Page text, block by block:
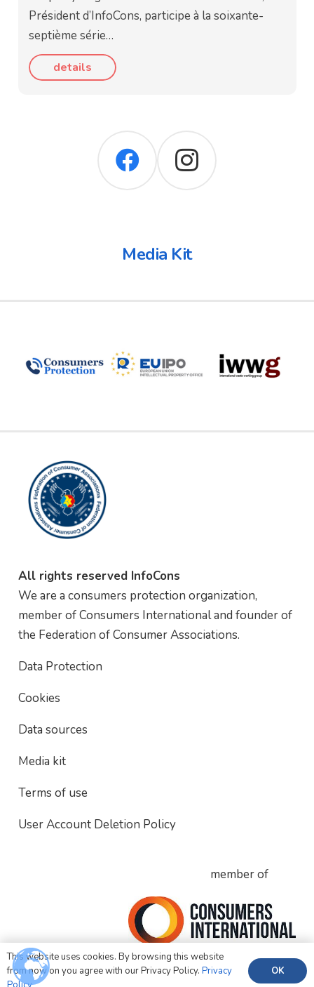
Président d’InfoCons, participe à la soixante-
septième série…
details
Media Kit
All rights reserved InfoCons
We are a consumers protection organization,
member of Consumers International and founder of
the Federation of Consumer Associations.
Data Protection
Cookies
Data sources
Media kit
Terms of use
User Account Deletion Policy
member of
This website uses cookies. By browsing this website
from now on you agree with our Privacy Policy. Privacy
OK